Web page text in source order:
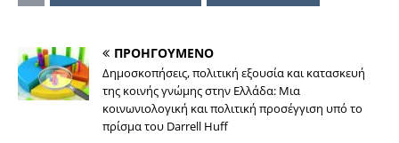
ΠΡΟΗΓΟΥΜΕΝΟ
Δημοσκοπήσεις, πολιτική εξουσία και κατασκευή
της κοινής γνώμης στην Ελλάδα: Μια
κοινωνιολογική και πολιτική προσέγγιση υπό το
πρίσμα του Darrell Huff